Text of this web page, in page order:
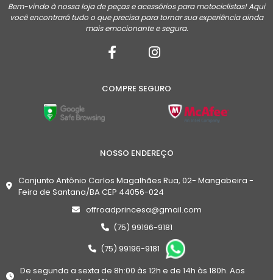
Bem-vindo à nossa loja de peças e acessórios para motociclistas! Aqui
você encontrará tudo o que precisa para tornar sua experiência ainda
mais emocionante e segura.
COMPRE SEGURO
NOSSO ENDEREÇO
Conjunto Antônio Carlos Magalhães Rua, 02- Mangabeira -
Feira de Santana/BA CEP 44056-024
offroadprincesa@gmail.com
(75) 99196-9181
(75) 99196-9181
De segunda a sexta de 8h:00 às 12h e de 14h às 180h. Aos